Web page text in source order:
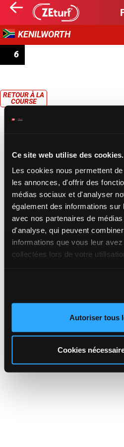
Ce site web utilise des cookies.
Les cookies nous permettent
les annonces, d'offrir des
médias sociaux et d'analyser
également des informations
avec nos partenaires de
d'analyse, qui peuvent
informations que vous leur
collectées lors de votre
Autoriser tous
Cookies
KENILWORTH
6
RETOUR À LA
COURSE